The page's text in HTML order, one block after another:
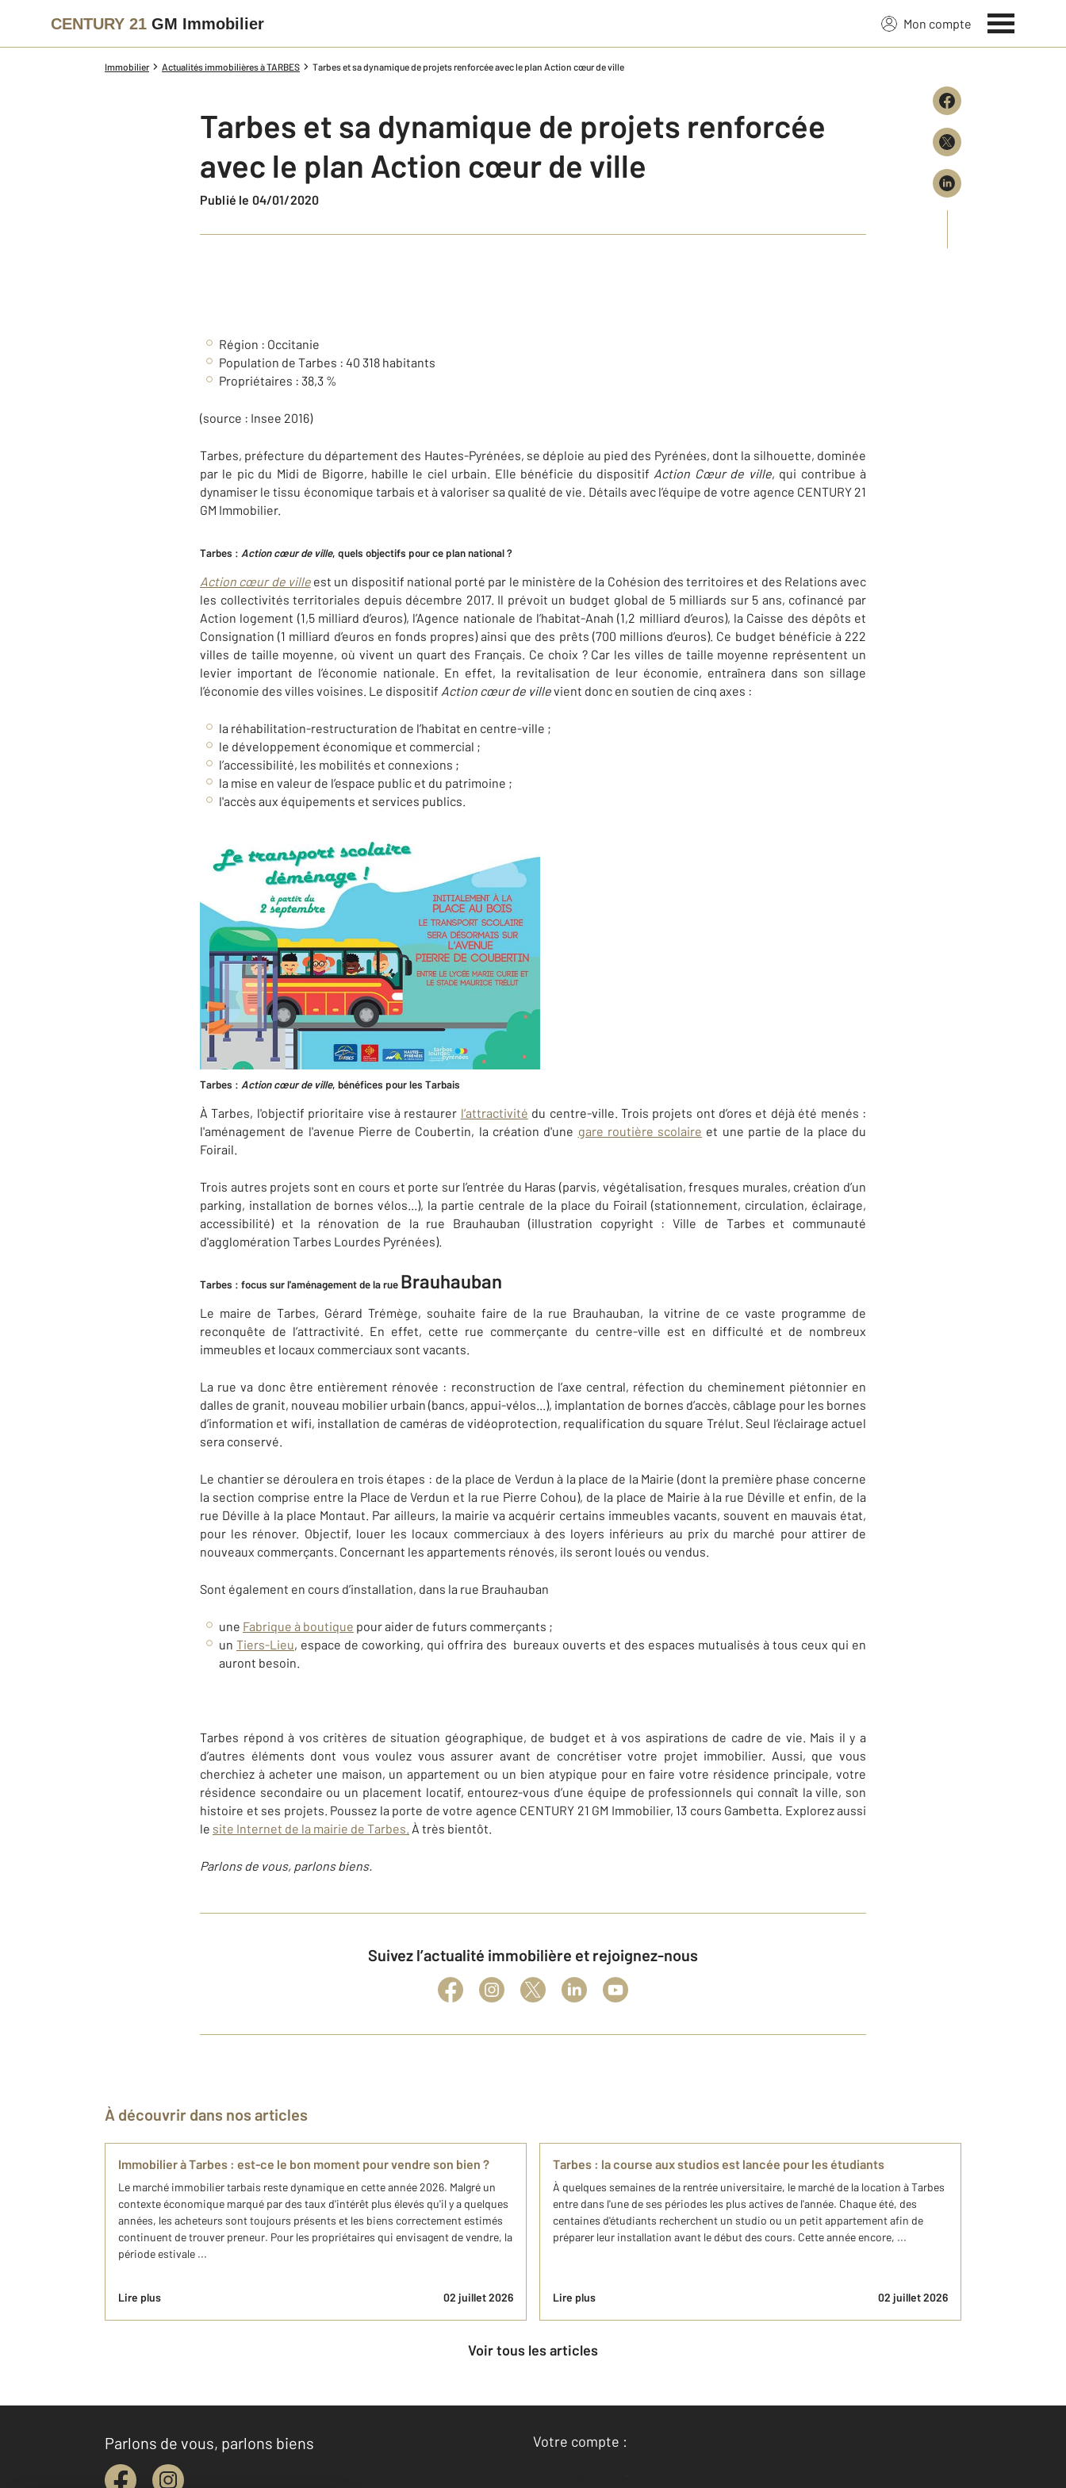
CENTURY 21 GM Immobilier Mon compte
Immobilier Actualités immobilières à TARBES Tarbes et sa dynamique de projets renforcée avec le plan Action cœur de ville
Tarbes et sa dynamique de projets renforcée
avec le plan Action cœur de ville
Publié le 04/01/2020
Région : Occitanie
Population de Tarbes : 40 318 habitants
Propriétaires : 38,3 %
(source : Insee 2016)
Tarbes, préfecture du département des Hautes-Pyrénées, se déploie au pied des Pyrénées, dont la silhouette, dominée
par le pic du Midi de Bigorre, habille le ciel urbain. Elle bénéficie du dispositif Action Cœur de ville, qui contribue à
dynamiser le tissu économique tarbais et à valoriser sa qualité de vie. Détails avec l’équipe de votre agence CENTURY 21
GM Immobilier.
Tarbes : Action cœur de ville, quels objectifs pour ce plan national ?
Action cœur de villeest un dispositif national porté par le ministère de la Cohésion des territoires et des Relations avec
les collectivités territoriales depuis décembre 2017. Il prévoit un budget global de 5 milliards sur 5 ans, cofinancé par
Action logement (1,5 milliard d’euros), l’Agence nationale de l’habitat-Anah (1,2 milliard d’euros), la Caisse des dépôts et
Consignation (1 milliard d’euros en fonds propres) ainsi que des prêts (700 millions d’euros). Ce budget bénéficie à 222
villes de taille moyenne, où vivent un quart des Français. Ce choix ? Car les villes de taille moyenne représentent un
levier important de l’économie nationale. En effet, la revitalisation de leur économie, entraînera dans son sillage
l’économie des villes voisines. Le dispositif Action cœur de villevient donc en soutien de cinq axes :
la réhabilitation-restructuration de l’habitat en centre-ville ;
le développement économique et commercial ;
l’accessibilité, les mobilités et connexions ;
la mise en valeur de l’espace public et du patrimoine ;
l'accès aux équipements et services publics.
Tarbes : Action cœur de ville, bénéfices pour les Tarbais
À Tarbes, l'objectif prioritaire vise à restaurer l’attractivité du centre-ville. Trois projets ont d’ores et déjà été menés :
l'aménagement de l'avenue Pierre de Coubertin, la création d'une gare routière scolaire et une partie de la place du
Foirail.
Trois autres projets sont en cours et porte sur l’entrée du Haras (parvis, végétalisation, fresques murales, création d’un
parking, installation de bornes vélos...), la partie centrale de la place du Foirail (stationnement, circulation, éclairage,
accessibilité) et la rénovation de la rue Brauhauban (illustration copyright : Ville de Tarbes et communauté
d'agglomération Tarbes Lourdes Pyrénées).
Tarbes : focus sur l'aménagement de la rue Brauhauban
Le maire de Tarbes, Gérard Trémège, souhaite faire de la rue Brauhauban, la vitrine de ce vaste programme de
reconquête de l’attractivité. En effet, cette rue commerçante du centre-ville est en difficulté et de nombreux
immeubles et locaux commerciaux sont vacants.
La rue va donc être entièrement rénovée : reconstruction de l’axe central, réfection du cheminement piétonnier en
dalles de granit, nouveau mobilier urbain (bancs, appui-vélos...), implantation de bornes d’accès, câblage pour les bornes
d’information et wifi, installation de caméras de vidéoprotection, requalification du square Trélut. Seul l’éclairage actuel
sera conservé.
Le chantier se déroulera en trois étapes : de la place de Verdun à la place de la Mairie (dont la première phase concerne
la section comprise entre la Place de Verdun et la rue Pierre Cohou), de la place de Mairie à la rue Déville et enfin, de la
rue Déville à la place Montaut. Par ailleurs, la mairie va acquérir certains immeubles vacants, souvent en mauvais état,
pour les rénover. Objectif, louer les locaux commerciaux à des loyers inférieurs au prix du marché pour attirer de
nouveaux commerçants. Concernant les appartements rénovés, ils seront loués ou vendus.
Sont également en cours d’installation, dans la rue Brauhauban
une Fabrique à boutique pour aider de futurs commerçants ;
un Tiers-Lieu, espace de coworking, qui offrira des bureaux ouverts et des espaces mutualisés à tous ceux qui en
auront besoin.
Tarbes répond à vos critères de situation géographique, de budget et à vos aspirations de cadre de vie. Mais il y a
d’autres éléments dont vous voulez vous assurer avant de concrétiser votre projet immobilier. Aussi, que vous
cherchiez à acheter une maison, un appartement ou un bien atypique pour en faire votre résidence principale, votre
résidence secondaire ou un placement locatif, entourez-vous d’une équipe de professionnels qui connaît la ville, son
histoire et ses projets. Poussez la porte de votre agence CENTURY 21 GM Immobilier, 13 cours Gambetta. Explorez aussi
le site Internet de la mairie de Tarbes À très bientôt.
Parlons de vous, parlons biens.
Suivez l’actualité immobilière et rejoignez-nous
À découvrir dans nos articles
Immobilier à Tarbes : est-ce le bon moment pour vendre son bien ?
Le marché immobilier tarbais reste dynamique en cette année 2026. Malgré un
contexte économique marqué par des taux d'intérêt plus élevés qu'il y a quelques
années, les acheteurs sont toujours présents et les biens correctement estimés
continuent de trouver preneur. Pour les propriétaires qui envisagent de vendre, la
période estivale ...
Lire plus 02 juillet 2026
Tarbes : la course aux studios est lancée pour les étudiants
À quelques semaines de la rentrée universitaire, le marché de la location à Tarbes
entre dans l'une de ses périodes les plus actives de l'année. Chaque été, des
centaines d'étudiants recherchent un studio ou un petit appartement afin de
préparer leur installation avant le début des cours. Cette année encore, ...
Lire plus 02 juillet 2026
Voir tous les articles
Parlons de vous, parlons biens
Votre compte :
Accéder à mon compte